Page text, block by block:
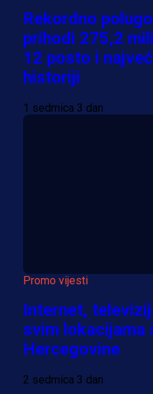
Rekordno
prihodi 275,2
12 posto i
historiji
1 sedmica 3 dan
Promo vijesti
Internet,
svim lokacijama
Hercegovine
2 sedmica 3 dan